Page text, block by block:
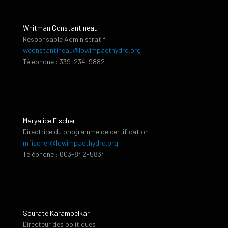
Whitman Constantineau
Responsable Administratif
wconstantineau@lowimpacthydro.org
Téléphone : 339-234-9882
Maryalice Fischer
Directrice du programme de certification
mfischer@lowimpacthydro.org
Téléphone : 603-842-5834
Sourate Karambelkar
Directeur des politiques